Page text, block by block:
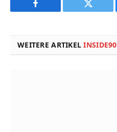
Facebook Twitter
WEITERE ARTIKELINSIDE90